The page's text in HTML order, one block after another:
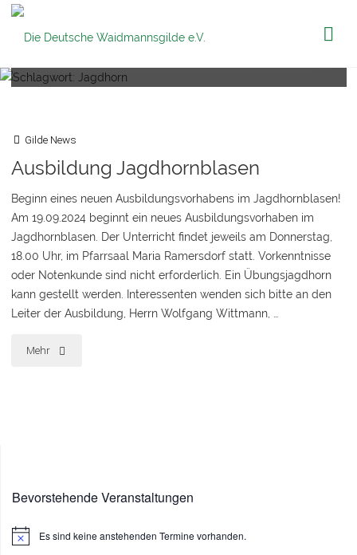
Gilde News
Ausbildung Jagdhornblasen
Beginn eines neuen Ausbildungsvorhabens im Jagdhornblasen!
Am 19.09.2024 beginnt ein neues Ausbildungsvorhaben im
Jagdhornblasen. Der Unterricht findet jeweils am Donnerstag,
18.00 Uhr, im Pfarrsaal Maria Ramersdorf statt. Vorkenntnisse
oder Notenkunde sind nicht erforderlich. Ein Übungsjagdhorn
kann gestellt werden. Interessenten wenden sich bitte an den
Leiter der Ausbildung, Herrn Wolfgang Wittmann, …
Mehr "Ausbildung
Bevorstehende Veranstaltungen
HinweisEs sind keine anstehenden Termine vorhanden.